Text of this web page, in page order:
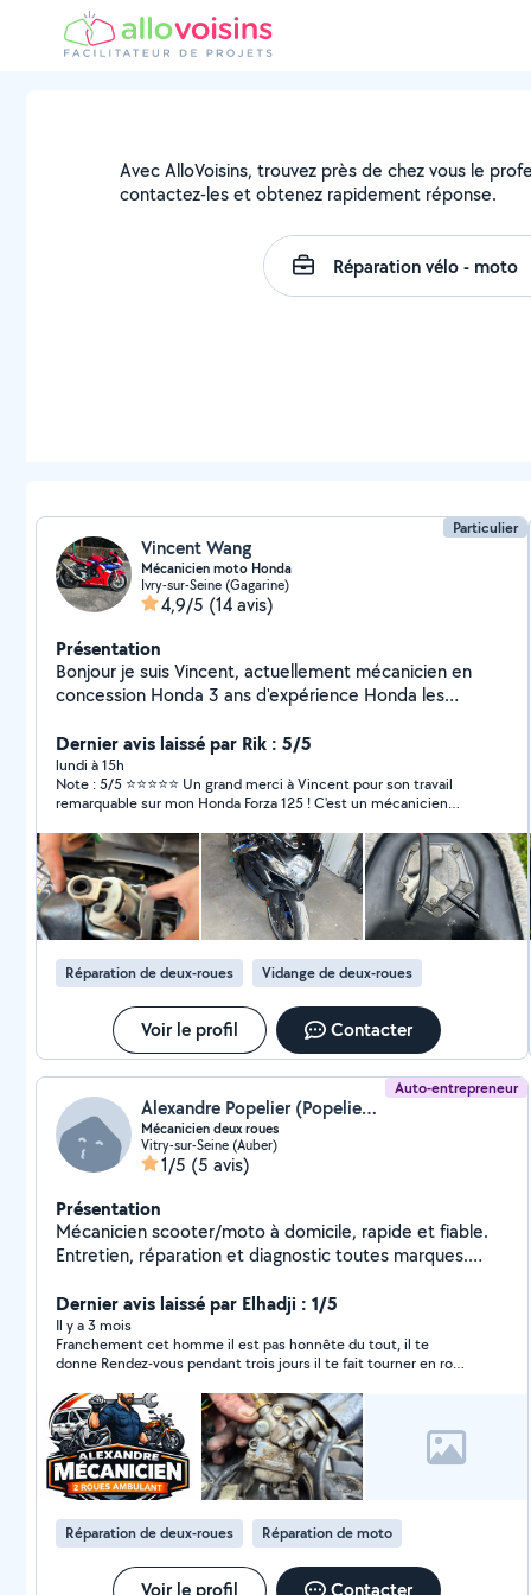
Avec AlloVoisins, trouvez près de chez vous le
contactez-les et obtenez rapidement réponse.
Particulier
Vincent Wang
Mécanicien moto Honda
Ivry-sur-Seine (Gagarine)
4,9/5 (14 avis)
Présentation
Bonjour je suis Vincent, actuellement mécanicien en
concession Honda 3 ans d'expérience Honda les
dépannage / pose d'accessoires Spécialiste Honda, j'ai
accès au manuel d'atelier Je préfère me déplacer pour
les prestations mais vous pouvez me dépose la moto
Dernier avis laissé par Rik : 5/5
lundi à 15h
​Note : 5/5 ⭐⭐⭐⭐⭐ ​Un grand merci à Vincent pour son travail
remarquable sur mon Honda Forza 125 ! ​C'est un mécanicien
scooter sur le bout des doigts. En plus d'un travail d'une
propreté irréprochable, il prend le temps d'expliquer ce qu'il fait
au fur et à mesure, ce qui est très appréciable. ​Respectueux,
pédagogue et avec des tarifs très attractifs, c'est une perle
rare. Vous pouvez y aller les yeux fermés, vous ne serez
absolument pas déçu. ​C'est décidé, il devient mon mécanicien
officiel ! Je recommande à 20/20 et je ferai très
prochainement appel à lui de nouveau. Foncez !
Réparation de deux-roues Vidange de deux-roues
Voir le profil Contacter
Auto-entrepreneur
Alexandre Popelier (Popelier Alexandre Services)
Mécanicien deux roues
Vitry-sur-Seine (Auber)
1/5 (5 avis)
Présentation
Mécanicien scooter/moto à domicile, rapide et fiable.
Entretien, réparation et diagnostic toutes marques.
complexes, et bricolage soigné. Intervention rapide,
même urgente. Conseils avant achat de véhicule. Travail
propre, efficace, tarifs clairs. Disponible pour
dépannage et missions express. Je fait aussi des
formations dans la thématique j'entretiens et je répare
mon deux-roues. Pour plus de renseignements
Contactez-moi. Merci Mon numéro de téléphone est
visible n'hésitez pas.
Dernier avis laissé par Elhadji : 1/5
Il y a 3 mois
Franchement cet homme il est pas honnête du tout, il te
donne Rendez-vous pendant trois jours il te fait tourner en rond
il donne des belles paroles pour rien.
Réparation de deux-roues Réparation de moto
Voir le profil Contacter